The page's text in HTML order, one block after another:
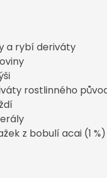
a rybí deriváty
rostlinného
z bobulí acai (1 %)